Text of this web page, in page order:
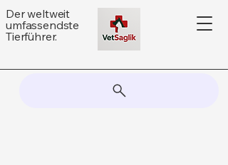
Der weltweit
umfassendste
Tierführer.